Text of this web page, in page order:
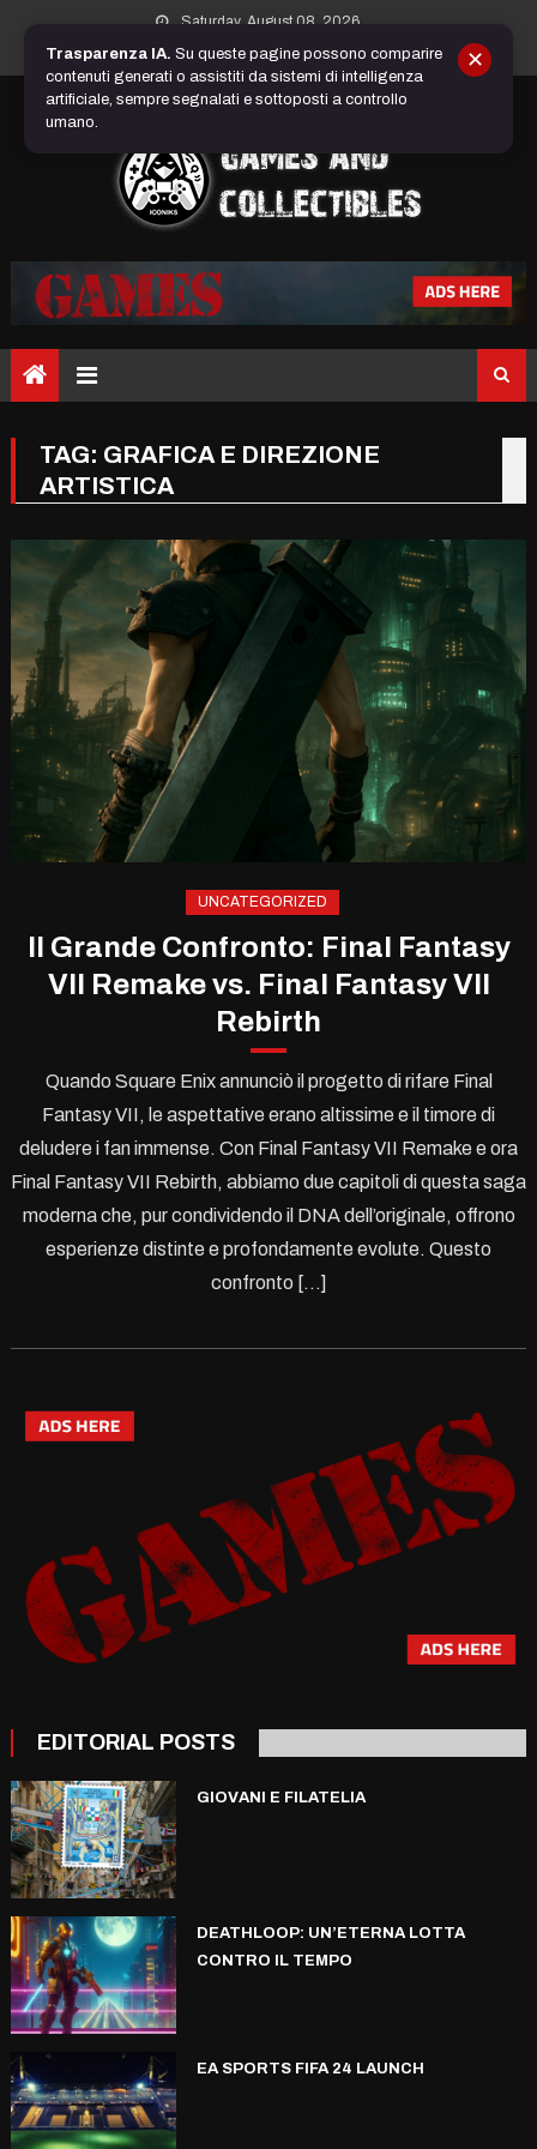
content
Saturday, August 08, 2026
TAG: GRAFICA E DIREZIONE
ARTISTICA
UNCATEGORIZED
Il Grande Confronto: Final Fantasy
VII Remake vs. Final Fantasy VII
Rebirth
Quando Square Enix annunciò il progetto di rifare Final
Fantasy VII, le aspettative erano altissime e il timore di
deludere i fan immense. Con Final Fantasy VII Remake e ora
Final Fantasy VII Rebirth, abbiamo due capitoli di questa saga
moderna che, pur condividendo il DNA dell’originale, offrono
esperienze distinte e profondamente evolute. Questo
confronto […]
EDITORIAL POSTS
GIOVANI E FILATELIA
DEATHLOOP: UN’ETERNA LOTTA
CONTRO IL TEMPO
EA SPORTS FIFA 24 LAUNCH
Trasparenza IA. Su queste pagine possono comparire
contenuti generati o assistiti da sistemi di intelligenza
artificiale, sempre segnalati e sottoposti a controllo
umano.
✕